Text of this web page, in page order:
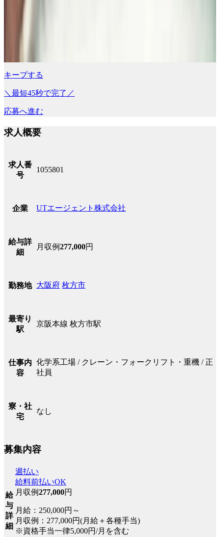
キープする
＼最短45秒で完了／
応募へ進む
求人概要
求人番
号
1055801
企業 UTエージェント株式会社
給与詳
細
月収例277,000円
勤務地 大阪府 枚方市
最寄り
駅
京阪本線 枚方市駅
仕事内
容
化学系工場 / クレーン・フォークリフト・重機 / 正
社員
寮・社
宅
なし
募集内容
給
与
詳
細
週払い
給料前払いOK
月収例277,000円
月給：250,000円～
月収例：277,000円(月給＋各種手当)
※資格手当一律5,000円/月を含む